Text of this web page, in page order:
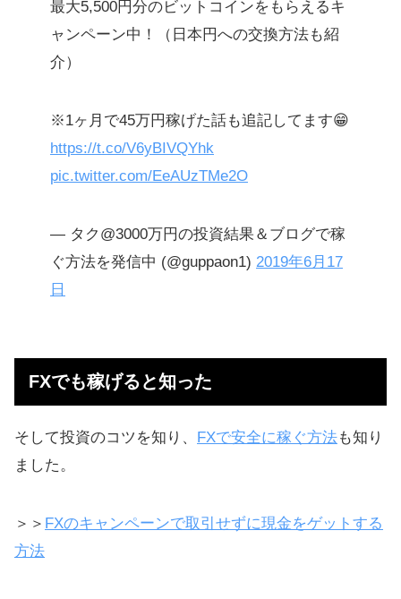
最大5,500円分のビットコインをもらえるキ
ャンペーン中！（日本円への交換方法も紹
介）
※1ヶ月で45万円稼げた話も追記してます😁
https://t.co/V6yBIVQYhk
pic.twitter.com/EeAUzTMe2O
— タク@3000万円の投資結果＆ブログで稼
ぐ方法を発信中 (@guppaon1) 2019年6月17
日
FXでも稼げると知った
そして投資のコツを知り、 FXで安全に稼ぐ方法も知り
ました。
＞＞ FXのキャンペーンで取引せずに現金をゲットする
方法